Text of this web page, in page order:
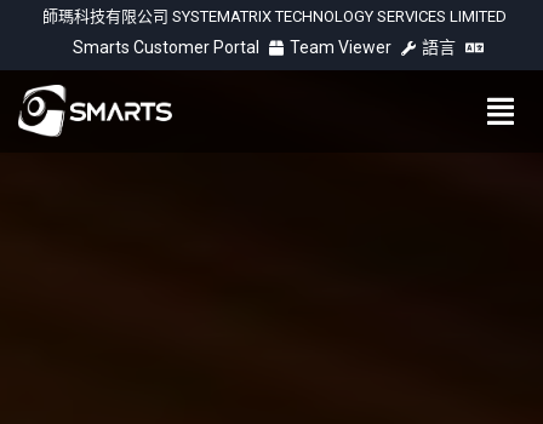
師瑪科技有限公司 SYSTEMATRIX TECHNOLOGY SERVICES LIMITED
Smarts Customer Portal Team Viewer 語言